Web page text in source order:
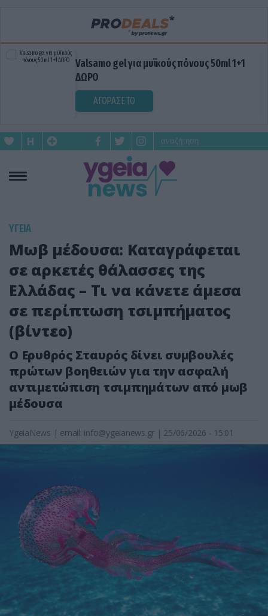
Valsamo gel για μυϊκούς πόνους 50ml 1+1
ΔΩΡΟ
ΑΓΟΡΑΣΕ ΤΟ
ΥΓΕΙΑ
Μωβ μέδουσα: Καταγράφεται
σε αρκετές θάλασσες της
Ελλάδας – Τι να κάνετε άμεσα
σε περίπτωση τσιμπήματος
(βίντεο)
Ο Ερυθρός Σταυρός δίνει συμβουλές
πρώτων βοηθειών για την ασφαλή
αντιμετώπιση τσιμπημάτων από μωβ
μέδουσα
YgeiaNews | email: info@ygeianews.gr | 25/06/2026 - 15:01